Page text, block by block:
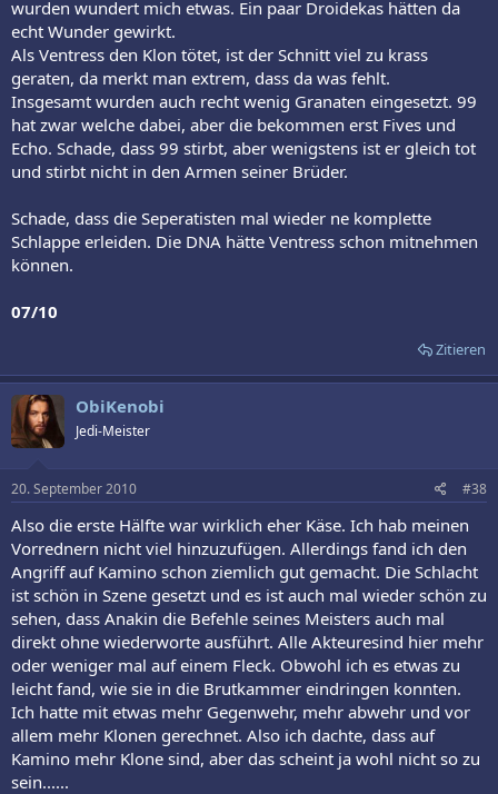
wurden wundert mich etwas. Ein paar Droidekas hätten da
echt Wunder gewirkt.
Als Ventress den Klon tötet, ist der Schnitt viel zu krass
geraten, da merkt man extrem, dass da was fehlt.
Insgesamt wurden auch recht wenig Granaten eingesetzt. 99
hat zwar welche dabei, aber die bekommen erst Fives und
Echo. Schade, dass 99 stirbt, aber wenigstens ist er gleich tot
und stirbt nicht in den Armen seiner Brüder.
Schade, dass die Seperatisten mal wieder ne komplette
Schlappe erleiden. Die DNA hätte Ventress schon mitnehmen
können.
07/10
Zitieren
ObiKenobi
Jedi-Meister
20. September 2010 #38
Also die erste Hälfte war wirklich eher Käse. Ich hab meinen
Vorrednern nicht viel hinzuzufügen. Allerdings fand ich den
Angriff auf Kamino schon ziemlich gut gemacht. Die Schlacht
ist schön in Szene gesetzt und es ist auch mal wieder schön zu
sehen, dass Anakin die Befehle seines Meisters auch mal
direkt ohne wiederworte ausführt. Alle Akteuresind hier mehr
oder weniger mal auf einem Fleck. Obwohl ich es etwas zu
leicht fand, wie sie in die Brutkammer eindringen konnten.
Ich hatte mit etwas mehr Gegenwehr, mehr abwehr und vor
allem mehr Klonen gerechnet. Also ich dachte, dass auf
Kamino mehr Klone sind, aber das scheint ja wohl nicht so zu
sein......